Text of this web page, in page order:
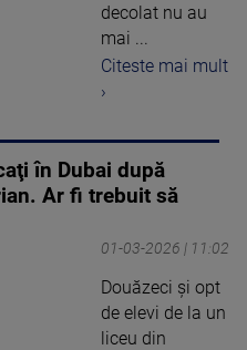
decolat nu au
mai ...
Citeste mai mult
›
în Dubai după
Ar fi trebuit să
01-03-2026 | 11:02
Douăzeci şi opt
de elevi de la un
liceu din